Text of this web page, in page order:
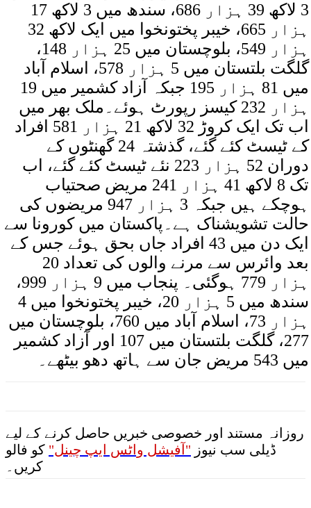
3 لاکھ 39 ہزار 686، سندھ میں 3 لاکھ 17
ہزار 665، خیبر پختونخوا میں ایک لاکھ 32
ہزار 549، بلوچستان میں 25 ہزار 148،
گلگت بلتستان میں 5 ہزار 578، اسلام آباد
میں 81 ہزار 195 جبکہ آزاد کشمیر میں 19
ہزار 232 کیسز رپورٹ ہوئے۔ملک بھر میں
اب تک ایک کروڑ 32 لاکھ 21 ہزار 581 افراد
کے ٹیسٹ کئے گئے، گذشتہ 24 گھنٹوں کے
دوران 52 ہزار 223 نئے ٹیسٹ کئے گئے، اب
تک 8 لاکھ 41 ہزار 241 مریض صحتیاب
ہوچکے ہیں جبکہ 3 ہزار 947 مریضوں کی
حالت تشویشناک ہے۔پاکستان میں کورونا سے
ایک دن میں 43 افراد جاں بحق ہوئے جس کے
بعد وائرس سے مرنے والوں کی تعداد 20
ہزار 779 ہوگئی۔ پنجاب میں 9 ہزار 999،
سندھ میں 5 ہزار 20، خیبر پختونخوا میں 4
ہزار 73، اسلام آباد میں 760، بلوچستان میں
277، گلگت بلتستان میں 107 اور آزاد کشمیر
میں 543 مریض جان سے ہاتھ دھو بیٹھے۔
روزانہ مستند اور خصوصی خبریں حاصل کرنے کے لیے
ڈیلی سب نیوز "آفیشل واٹس ایپ چینل" کو فالو
کریں۔